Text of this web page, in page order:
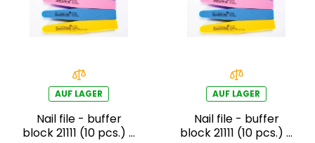
AUF LAGER
Nail file - buffer
block 21111 (10 pcs.) -
AUF LAGER
Nail file - buffer
block 21111 (10 pcs.) -